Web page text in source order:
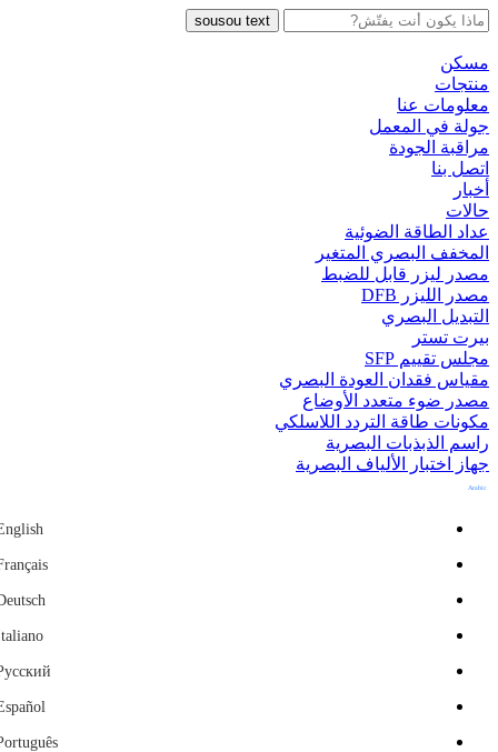
sousou text
مسكن
منتجات
معلومات عنا
جولة في المعمل
مراقبة الجودة
اتصل بنا
أخبار
حالات
عداد الطاقة الضوئية
المخفف البصري المتغير
مصدر ليزر قابل للضبط
مصدر الليزر DFB
التبديل البصري
بيرت تستر
مجلس تقييم SFP
مقياس فقدان العودة البصري
مصدر ضوء متعدد الأوضاع
مكونات طاقة التردد اللاسلكي
راسم الذبذبات البصرية
جهاز اختبار الألياف البصرية
Arabic
English
Français
Deutsch
Italiano
Русский
Español
Português